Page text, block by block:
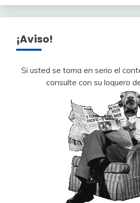
¡Aviso!
Si usted se toma en serio el
consulte con su loquero